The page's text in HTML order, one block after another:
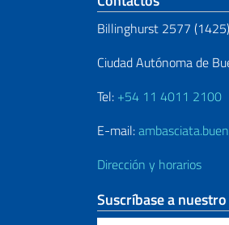
Billinghurst 2577 (1425)
Ciudad Autónoma de
Tel: +54 11 4011 2100
E-mail:
Dirección y horarios
Suscríbase a